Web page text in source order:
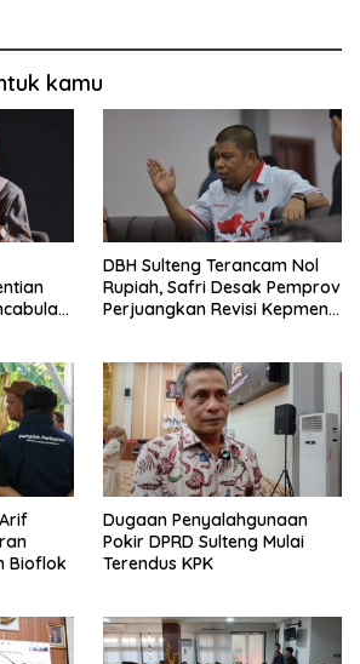
kamu
DBH Sulteng Terancam Nol
Rupiah, Safri Desak Pemprov
Perjuangkan Revisi Kepmen
Bioflok
Dugaan Penyalahgunaan
Pokir DPRD Sulteng Mulai
Terendus KPK